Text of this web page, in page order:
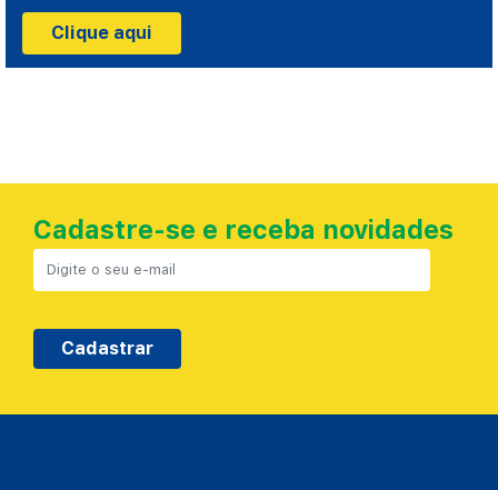
Clique aqui
Cadastre-se e receba novidades
Cadastrar